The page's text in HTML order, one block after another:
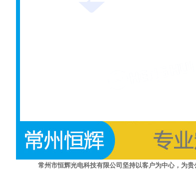
常州市恒辉光电科技有限公司坚持以客户为中心，为